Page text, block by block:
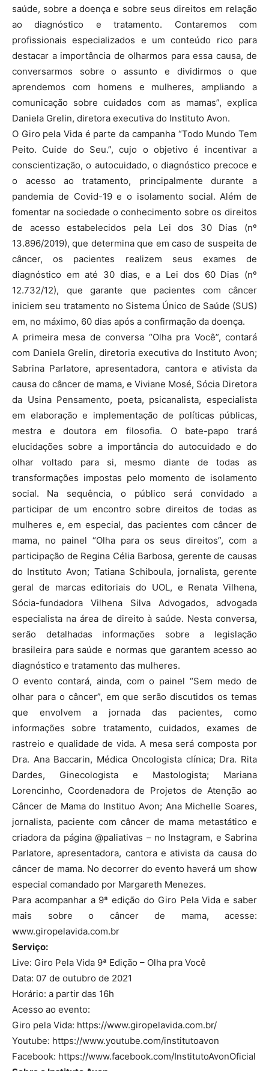
saúde, sobre a doença e sobre seus direitos em relação
ao diagnóstico e tratamento. Contaremos com
profissionais especializados e um conteúdo rico para
destacar a importância de olharmos para essa causa, de
conversarmos sobre o assunto e dividirmos o que
aprendemos com homens e mulheres, ampliando a
comunicação sobre cuidados com as mamas”, explica
Daniela Grelin, diretora executiva do Instituto Avon.
O Giro pela Vida é parte da campanha “Todo Mundo Tem
Peito. Cuide do Seu.”, cujo o objetivo é incentivar a
conscientização, o autocuidado, o diagnóstico precoce e
o acesso ao tratamento, principalmente durante a
pandemia de Covid-19 e o isolamento social. Além de
fomentar na sociedade o conhecimento sobre os direitos
de acesso estabelecidos pela Lei dos 30 Dias (nº
13.896/2019), que determina que em caso de suspeita de
câncer, os pacientes realizem seus exames de
diagnóstico em até 30 dias, e a Lei dos 60 Dias (nº
12.732/12), que garante que pacientes com câncer
iniciem seu tratamento no Sistema Único de Saúde (SUS)
em, no máximo, 60 dias após a confirmação da doença.
A primeira mesa de conversa “Olha pra Você”, contará
com Daniela Grelin, diretoria executiva do Instituto Avon;
Sabrina Parlatore, apresentadora, cantora e ativista da
causa do câncer de mama, e Viviane Mosé, Sócia Diretora
da Usina Pensamento, poeta, psicanalista, especialista
em elaboração e implementação de políticas públicas,
mestra e doutora em filosofia. O bate-papo trará
elucidações sobre a importância do autocuidado e do
olhar voltado para si, mesmo diante de todas as
transformações impostas pelo momento de isolamento
social. Na sequência, o público será convidado a
participar de um encontro sobre direitos de todas as
mulheres e, em especial, das pacientes com câncer de
mama, no painel “Olha para os seus direitos”, com a
participação de Regina Célia Barbosa, gerente de causas
do Instituto Avon; Tatiana Schiboula, jornalista, gerente
geral de marcas editoriais do UOL, e Renata Vilhena,
Sócia-fundadora Vilhena Silva Advogados, advogada
especialista na área de direito à saúde. Nesta conversa,
serão detalhadas informações sobre a legislação
brasileira para saúde e normas que garantem acesso ao
diagnóstico e tratamento das mulheres.
O evento contará, ainda, com o painel “Sem medo de
olhar para o câncer”, em que serão discutidos os temas
que envolvem a jornada das pacientes, como
informações sobre tratamento, cuidados, exames de
rastreio e qualidade de vida. A mesa será composta por
Dra. Ana Baccarin, Médica Oncologista clínica; Dra. Rita
Dardes, Ginecologista e Mastologista; Mariana
Lorencinho, Coordenadora de Projetos de Atenção ao
Câncer de Mama do Instituo Avon; Ana Michelle Soares,
jornalista, paciente com câncer de mama metastático e
criadora da página @paliativas – no Instagram, e Sabrina
Parlatore, apresentadora, cantora e ativista da causa do
câncer de mama. No decorrer do evento haverá um show
especial comandado por Margareth Menezes.
Para acompanhar a 9ª edição do Giro Pela Vida e saber
mais sobre o câncer de mama, acesse:
www.giropelavida.com.br
Serviço:
Live: Giro Pela Vida 9ª Edição – Olha pra Você
Data: 07 de outubro de 2021
Horário: a partir das 16h
Acesso ao evento:
Giro pela Vida: https://www.giropelavida.com.br/
Youtube: https://www.youtube.com/institutoavon
Facebook: https://www.facebook.com/InstitutoAvonOficial